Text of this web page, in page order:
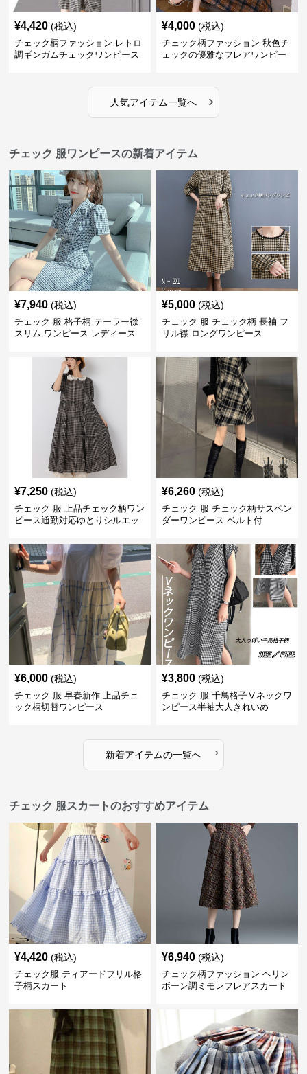
¥4,420 (税込)
チェック柄ファッション レトロ
調ギンガムチェックワンピース
¥4,000 (税込)
チェック柄ファッション 秋色チ
ェックの優雅なフレアワンピー
人気アイテム一覧へ ›
チェック 服ワンピースの新着アイテム
¥7,940 (税込)
チェック 服 格子柄 テーラー襟
スリム ワンピース レディース
¥5,000 (税込)
チェック 服 チェック柄 長袖 フ
リル襟 ロングワンピース
¥7,250 (税込)
チェック 服 上品チェック柄ワン
ピース通勤対応ゆとりシルエッ
¥6,260 (税込)
チェック 服 チェック柄サスペン
ダーワンピース ベルト付
¥6,000 (税込)
チェック 服 早春新作 上品チェ
ック柄切替ワンピース
¥3,800 (税込)
チェック 服 千鳥格子Ⅴネックワ
ンピース半袖大人きれいめ
新着アイテムの一覧へ ›
チェック 服スカートのおすすめアイテム
¥4,420 (税込)
チェック服 ティアードフリル格
子柄スカート
¥6,940 (税込)
チェック柄ファッション ヘリン
ボーン調ミモレフレアスカート